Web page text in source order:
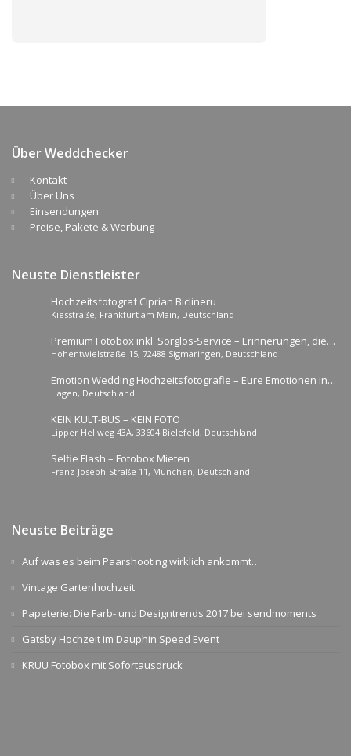
Über Weddchecker
Kontakt
Über Uns
Einsendungen
Preise, Pakete & Werbung
Neuste Dienstleister
Hochzeitsfotograf Ciprian Biclineru
Kiesstraße, Frankfurt am Main, Deutschland
Premium Fotobox inkl. Sorglos-Service – Erinnerungen, die
bleiben
Hohentwielstraße 15, 72488 Sigmaringen, Deutschland
Emotion Wedding Hochzeitsfotografie – Eure Emotionen in
guten Händen
Hagen, Deutschland
KEIN KULT-BUS – KEIN FOTO
Lipper Hellweg 43A, 33604 Bielefeld, Deutschland
Selfie Flash – Fotobox Mieten
Franz-Joseph-Straße 11, München, Deutschland
Neuste Beiträge
Auf was es beim Paarshooting wirklich ankommt…
Vintage Gartenhochzeit
Papeterie: Die Farb- und Designtrends 2017 bei sendmoments
Gatsby Hochzeit im Dauphin Speed Event
KRUU Fotobox mit Sofortausdruck